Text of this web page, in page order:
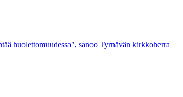
huolettomuudessa", sanoo Tyrnävän kirkkoherra